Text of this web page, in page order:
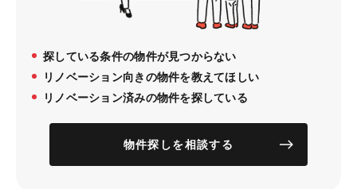
探している条件の物件が見つからない
リノベーション向きの物件を教えてほしい
リノベーション済みの物件を探している
物件探しを相談する